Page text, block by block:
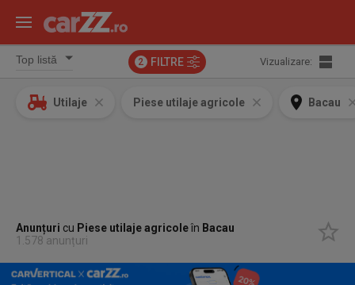
2 FILTRE Vizualizare:
Utilaje Piese utilaje agricole Bacau
Anunțuri cu Piese utilaje agricoleîn Bacau
1.578 anunțuri